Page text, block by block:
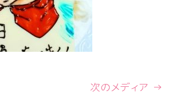
次のメディア →